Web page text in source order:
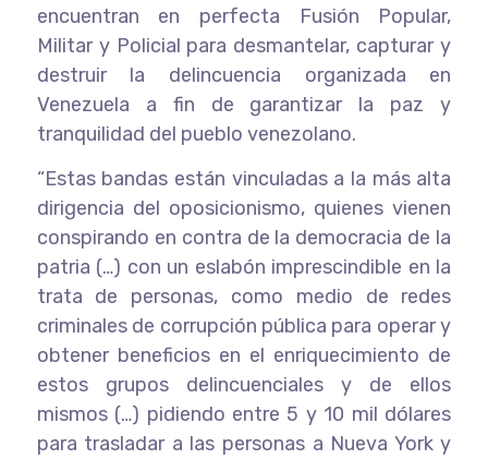
encuentran en perfecta Fusión Popular,
Militar y Policial para desmantelar, capturar y
destruir la delincuencia organizada en
Venezuela a fin de garantizar la paz y
tranquilidad del pueblo venezolano.
“Estas bandas están vinculadas a la más alta
dirigencia del oposicionismo, quienes vienen
conspirando en contra de la democracia de la
patria (…) con un eslabón imprescindible en la
trata de personas, como medio de redes
criminales de corrupción pública para operar y
obtener beneficios en el enriquecimiento de
estos grupos delincuenciales y de ellos
mismos (…) pidiendo entre 5 y 10 mil dólares
para trasladar a las personas a Nueva York y